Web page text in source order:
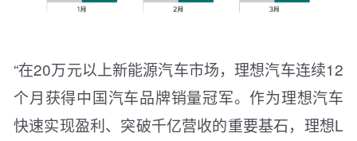
“在20万元以上新能源汽车市场，理想汽车连续12
个月获得中国汽车品牌销量冠军。作为理想汽车
快速实现盈利、突破千亿营收的重要基石，理想L